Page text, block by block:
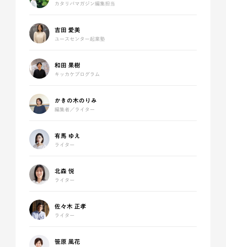
カタリバマガジン編集担当
吉田 愛美
ユースセンター起業塾
和田 果樹
キッカケプログラム
かきの木のりみ
編集者／ライター
有馬 ゆえ
ライター
北森 悦
ライター
佐々木 正孝
ライター
笹原 風花